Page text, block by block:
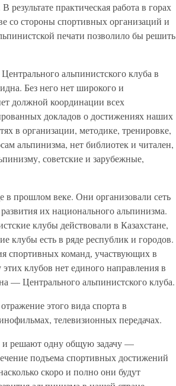
практическая работа в горах
со стороны спортивных организаций и
печати позволило бы решить
альпинистского клуба в
Без него нет широкого и
должной координации всех
докладов о достижениях наших
в организации, методике, тренировке,
альпинизма, нет библиотек и читален,
советские и зарубежные,
прошлом веке. Они организовали сеть
их национального альпинизма.
клубы действовали в Казахстане,
клубы есть в ряде республик и городов.
спортивных команд, участвующих в
клубов нет единого направления в
— Центрального альпинистского клуба.
этого вида спорта в
телевизионных передачах.
и решают одну общую задачу —
подъема спортивных достижений
скоро и полно они будут